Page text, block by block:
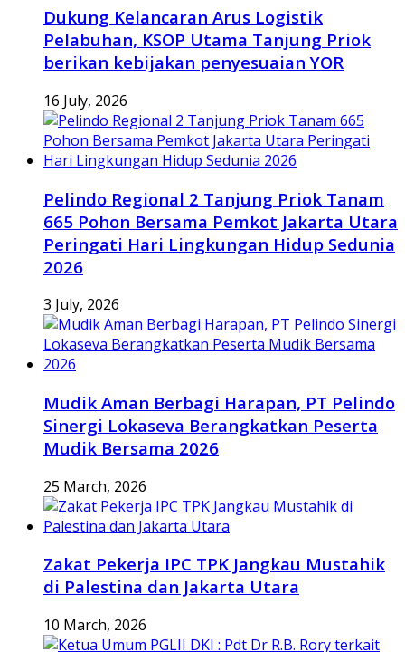
Dukung Kelancaran Arus Logistik
Pelabuhan, KSOP Utama Tanjung Priok
berikan kebijakan penyesuaian YOR
16 July, 2026
Pelindo Regional 2 Tanjung Priok Tanam
665 Pohon Bersama Pemkot Jakarta Utara
Peringati Hari Lingkungan Hidup Sedunia
2026
3 July, 2026
Mudik Aman Berbagi Harapan, PT Pelindo
Sinergi Lokaseva Berangkatkan Peserta
Mudik Bersama 2026
25 March, 2026
Zakat Pekerja IPC TPK Jangkau Mustahik
di Palestina dan Jakarta Utara
10 March, 2026